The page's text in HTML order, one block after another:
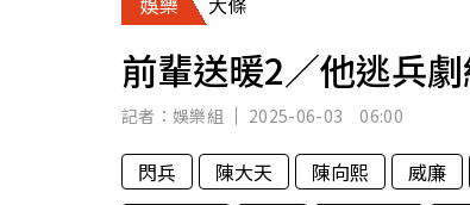
專欄
房產新勢力
前輩送暖2／他逃兵
記者： 娛樂組 2025-06-03 06:00
閃兵 陳大天 陳向熙 威廉